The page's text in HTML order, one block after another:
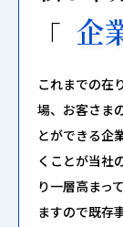
「 企
これまでの在
場、お客さま
とができる企
くことが当社
り一層高まっ
ますので既存